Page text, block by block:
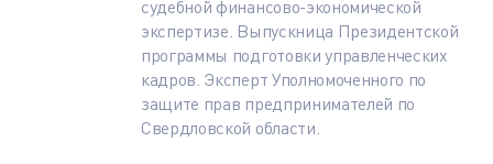
судебной финансово-экономической
экспертизе. Выпускница Президентской
программы подготовки управленческих
кадров. Эксперт Уполномоченного по
защите прав предпринимателей по
Свердловской области.